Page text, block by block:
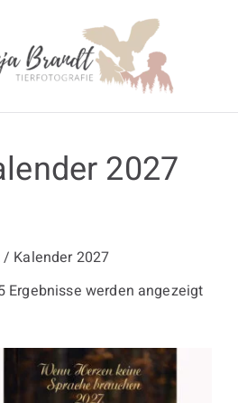
2027
/ Kalender 2027
Ergebnisse werden angezeigt